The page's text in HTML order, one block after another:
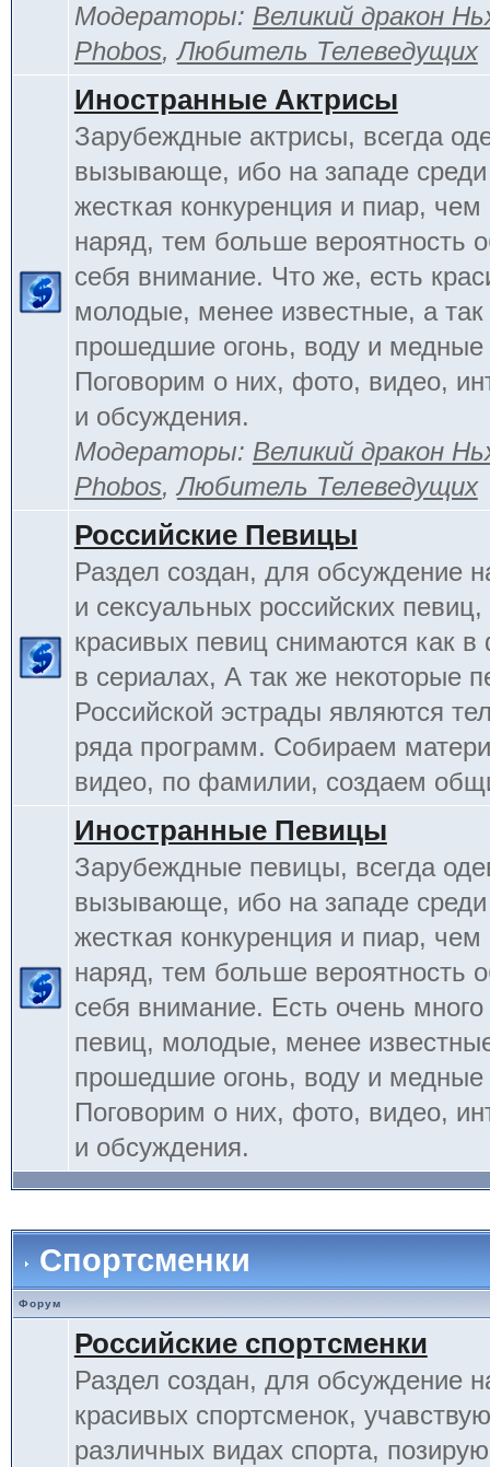
Модераторы: Великий дракон
Phobos,Любитель Телеведущих
Иностранные Актрисы
Зарубеждные актрисы, всегда
вызывающе, ибо на западе среди
жесткая конкуренция и пиар, чем
наряд, тем больше вероятность
себя внимание. Что же, есть
молодые, менее известные, а
прошедшие огонь, воду и медные
Поговорим о них, фото, видео,
и обсуждения.
Модераторы: Великий дракон
Phobos,Любитель Телеведущих
Российские Певицы
Раздел создан, для обсуждение
и сексуальных российских
красивых певиц снимаются как
в сериалах, А так же некоторые
Российской эстрады являются
ряда программ. Собираем
видео, по фамилии, создаем
Иностранные Певицы
Зарубеждные певицы, всегда
вызывающе, ибо на западе среди
жесткая конкуренция и пиар, чем
наряд, тем больше вероятность
себя внимание. Есть очень
певиц, молодые, менее
прошедшие огонь, воду и медные
Поговорим о них, фото, видео,
и обсуждения.
Спортсменки
Форум
Российские спортсменки
Раздел создан, для обсуждение
красивых спортсменок,
различных видах спорта,